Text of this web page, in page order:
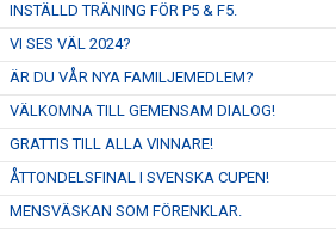
INSTÄLLD TRÄNING FÖR P5 & F5.
VI SES VÄL 2024?
ÄR DU VÅR NYA FAMILJEMEDLEM?
VÄLKOMNA TILL GEMENSAM DIALOG!
GRATTIS TILL ALLA VINNARE!
ÅTTONDELSFINAL I SVENSKA CUPEN!
MENSVÄSKAN SOM FÖRENKLAR.